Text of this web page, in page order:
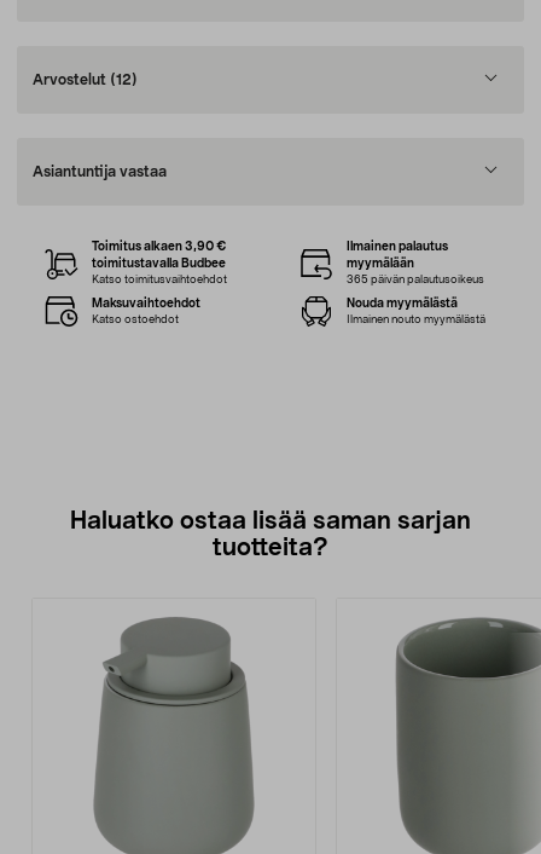
Arvostelut (12)
Asiantuntija vastaa
Toimitus alkaen 3,90 €
toimitustavalla Budbee
Katso toimitusvaihtoehdot
Ilmainen palautus
myymälään
365 päivän palautusoikeus
Maksuvaihtoehdot
Katso ostoehdot
Nouda myymälästä
Ilmainen nouto myymälästä
Haluatko ostaa lisää saman sarjan
tuotteita?